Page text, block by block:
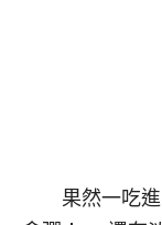
果然一吃進